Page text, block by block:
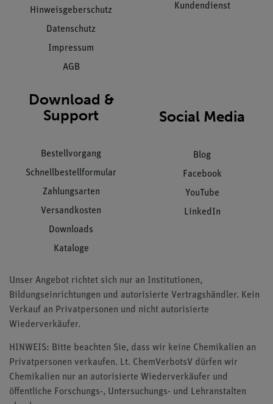
Hinweisgeberschutz
Datenschutz
Impressum
AGB
Kundendienst
Download &
Support
Bestellvorgang
Schnellbestellformular
Zahlungsarten
Versandkosten
Downloads
Kataloge
Social Media
Blog
Facebook
YouTube
LinkedIn
Unser Angebot richtet sich nur an Institutionen,
Bildungseinrichtungen und autorisierte Vertragshändler. Kein
Verkauf an Privatpersonen und nicht autorisierte
Wiederverkäufer.
HINWEIS: Bitte beachten Sie, dass wir keine Chemikalien an
Privatpersonen verkaufen. Lt. ChemVerbotsV dürfen wir
Chemikalien nur an autorisierte Wiederverkäufer und
öffentliche Forschungs-, Untersuchungs- und Lehranstalten